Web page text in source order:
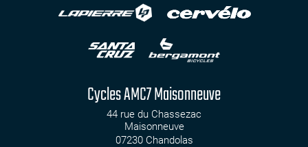
Cycles AMC7 Maisonneuve
44 rue du Chassezac
Maisonneuve
07230 Chandolas